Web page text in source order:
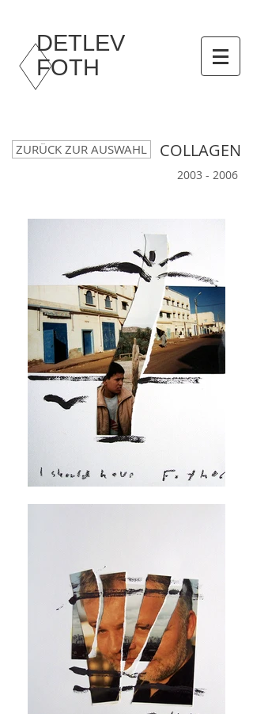
DETLEV
FOTH
ZURÜCK ZUR AUSWAHL COLLAGEN
2003 - 2006